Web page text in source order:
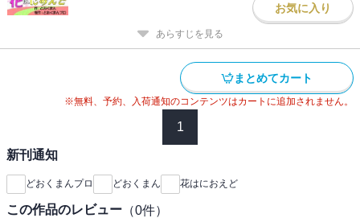
お気に入り
あらすじを見る
まとめてカート
※無料、予約、入荷通知のコンテンツはカートに追加されません。
1
新刊通知
どおくまんプロ どおくまん 花はにおえど
この作品のレビュー （0件）